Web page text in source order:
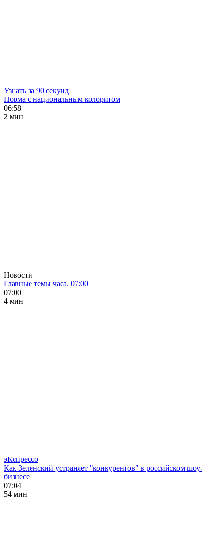
Узнать за 90 секунд
Норма с национальным колоритом
06:58
2 мин
Новости
Главные темы часа. 07:00
07:00
4 мин
эКспрессо
Как Зеленский устраняет "конкурентов" в российском шоу-
бизнесе
07:04
54 мин